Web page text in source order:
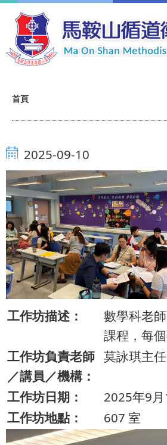
移至主內容
導
航
連
結
首頁
2025-09-10
工作坊描述：
數學科老
課程，每
工作坊負責老師
／講員／機構：
莫詠琪主任
工作坊日期：
2025年9月
工作坊地點：
607 室